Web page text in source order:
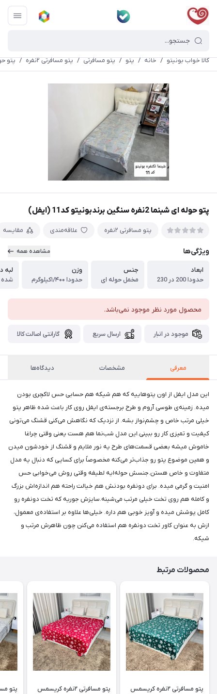
کالا خواب بونیتو / خانه / پتو / پتو مسافرتی / پتو مسافرتی ۲نفره / پتو حوله ای
پتو حوله ای شبنما 2نفره سنگین برندبونیتو کد11 (ایفل)
پتو مسافرتی ۲نفره علاقه‌مندی مقایسه
ویژگی‌ها مشاهده همه
ابعاد
حدودا 200 در 230
جنس
مخمل حوله ای
وزن
حدودا ۱/۴۰۰کیلوگرم
لبه
شده
محصول مورد نظر موجود نمی‌باشد.
موجود در انبار ارسال سریع گارانتی اصالت کالا
معرفی مشخصات دیدگاه‌ها
این مدل ایفل از اون پتوهاییه که هم شیکه هم حسابی حس لاکچری بودن
میده. زمینه‌ی طوسی آروم و طرح برجسته‌ی ایفل روی کار باعث شده ظاهر پتو
خیلی مرتب خاص و چشم‌نواز بشه. از نزدیک که نگاهش می‌کنی قشنگ می‌تونی
کیفیت و تمیزی کار رو ببینی.این مدل شب‌نما هم هست یعنی وقتی چراغا
خاموش میشه بعضی قسمت‌های طرح یه نور ملایم و قشنگ از خودشون میدن
و همین موضوع پتو رو جذاب‌تر می‌کنه مخصوصاً برای کسایی که دنبال یه مدل
متفاوت و خاص هستن.جنسش حوله‌ایه لطیفه وقتی روش می‌خوابی حس
امنیت و گرمی میده. برای دونفره بودنش هم خیالت راحته هم اندازه‌اش بزرگ
و کامله هم روی تخت خیلی مرتب می‌شینه.سایزش جوریه که تخت دونفره رو
کامل پوشش میده و آویز خوبی هم داره. خیلی‌ها علاوه بر استفاده‌ی معمول،
ازش به عنوان کاور تخت دونفره هم استفاده می‌کنن چون ظاهرش مرتب و
شیکه.
محصولات مرتبط
پتو مسافرتی ۲نفره کریسمس
پتو مسافرتی ۲نفره کریسمس